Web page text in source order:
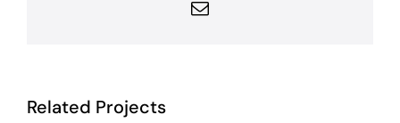
Email
Related Projects